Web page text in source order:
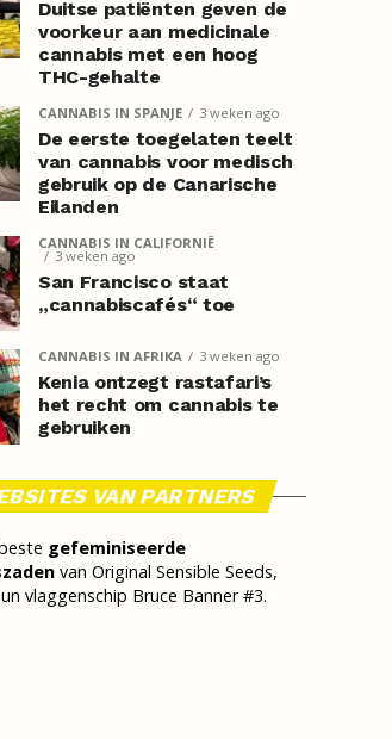
Duitse patiënten geven de
voorkeur aan medicinale
cannabis met een hoog
THC-gehalte
CANNABIS IN SPANJE 3 weken ago
De eerste toegelaten teelt
van cannabis voor medisch
gebruik op de Canarische
Eilanden
CANNABIS IN CALIFORNIË
3 weken ago
San Francisco staat
„cannabiscafés“ toe
CANNABIS IN AFRIKA 3 weken ago
Kenia ontzegt rastafari’s
het recht om cannabis te
gebruiken
VAN PARTNERS
gefeminiseerde
van Original Sensible Seeds,
vlaggenschip Bruce Banner #3.